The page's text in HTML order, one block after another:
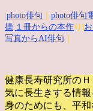
photo俳句 photo俳句
操 １冊からの本作 り|
写真からAI俳句
健康長寿研究所の
気に長生きする情報
身のためにも、平